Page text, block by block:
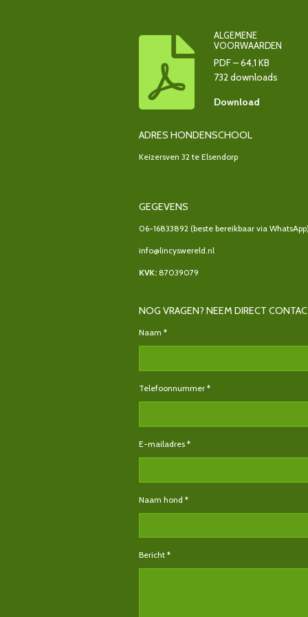
ALGEMENE
VOORWAARDEN
PDF – 64,1 KB
732 downloads
Download
ADRES HONDENSCHOOL
Keizersven 32 te Elsendorp
GEGEVENS
06-16833892 (beste bereikbaar via
info@lincyswereld.nl
KVK: 87039079
NOG VRAGEN? NEEM DIRECT
Naam *
Telefoonnummer *
E-mailadres *
Naam hond *
Bericht *